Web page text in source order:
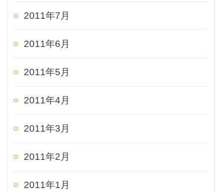
2011年7月
2011年6月
2011年5月
2011年4月
2011年3月
2011年2月
2011年1月